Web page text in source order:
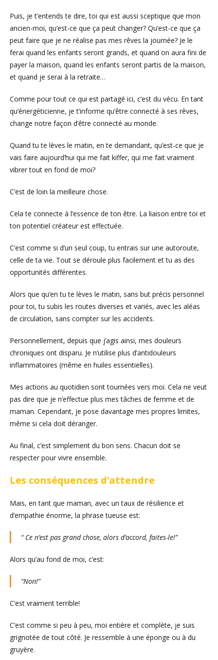
Puis, je t’entends te dire, toi qui est aussi sceptique que mon
ancien-moi, qu’est-ce que ça peut changer? Qu’est-ce que ça
peut faire que je ne réalise pas mes rêves la journée? Je le
ferai quand les enfants seront grands, et quand on aura fini de
payer la maison, quand les enfants seront partis de la maison,
et quand je serai à la retraite…
Comme pour tout ce qui est partagé ici, c’est du vécu. En tant
qu’énergéticienne, je t’informe qu’être connecté à ses rêves,
change notre façon d’être connecté au monde.
Quand tu te lèves le matin, en te demandant, qu’est-ce que je
vais faire aujourd’hui qui me fait kiffer, qui me fait vraiment
vibrer tout en fond de moi?
C’est de loin la meilleure chose.
Cela te connecte à l’essence de ton être. La liaison entre toi et
ton potentiel créateur est effectuée.
C’est comme si d’un seul coup, tu entrais sur une autoroute,
celle de ta vie. Tout se déroule plus facilement et tu as des
opportunités différentes.
Alors que qu’en tu te lèves le matin, sans but précis personnel
pour toi, tu subis les routes diverses et variés, avec les aléas
de circulation, sans compter sur les accidents.
Personnellement, depuis que j’agis ainsi, mes douleurs
chroniques ont disparu. Je n’utilise plus d’antidouleurs
inflammatoires (même en huiles essentielles).
Mes actions au quotidien sont tournées vers moi. Cela ne veut
pas dire que je n’effectue plus mes tâches de femme et de
maman. Cependant, je pose davantage mes propres limites,
même si cela doit déranger.
Au final, c’est simplement du bon sens. Chacun doit se
respecter pour vivre ensemble.
Les conséquences d’attendre
Mais, en tant que maman, avec un taux de résilience et
d’empathie énorme, la phrase tueuse est:
“ Ce n’est pas grand chose, alors d’accord, faites-le!”
Alors qu’au fond de moi, c’est:
“Non!”
C’est vraiment terrible!
C’est comme si peu à peu, moi entière et complète, je suis
grignotée de tout côté. Je ressemble à une éponge ou à du
gruyère.